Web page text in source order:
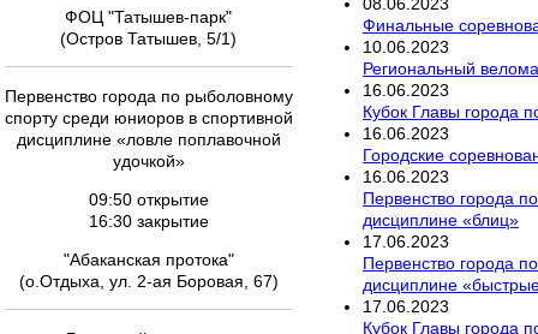
ФОЦ "Татышев-парк"
(Остров Татышев, 5/1)
Первенство города по рыболовному
спорту среди юниоров в спортивной
дисциплине «ловле поплавочной
удочкой»
09:50 открытие
16:30 закрытие
"Абаканская протока"
(о.Отдыха, ул. 2-ая Боровая, 67)
Финальные
10 06 2023
Региональный
16 06 2023
Кубок Главы города
16 06 2023
Городские
16 06 2023
Первенство города
дисциплине «блиц»
17 06 2023
Первенство города
дисциплине
17 06 2023
Кубок Главы города